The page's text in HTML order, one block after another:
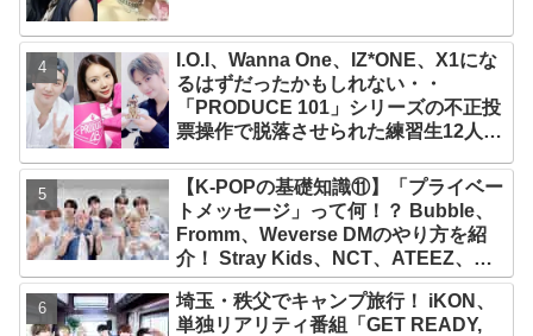
I.O.I、Wanna One、IZ*ONE、X1にな
るはずだったかもしれない・・
「PRODUCE 101」シリーズの不正投
票操作で脱落させられた練習生12人の
【K-POPの基礎知識⑪】「プライベー
トメッセージ」って何！？ Bubble、
Fromm、Weverse DMのやり方を紹
介！ Stray Kids、NCT、ATEEZ、
IVE、aespa、＆TEAM…推しと直接
チャットができる
埼玉・秩父でキャンプ旅行！ iKON、
単独リアリティ番組「GET READY,